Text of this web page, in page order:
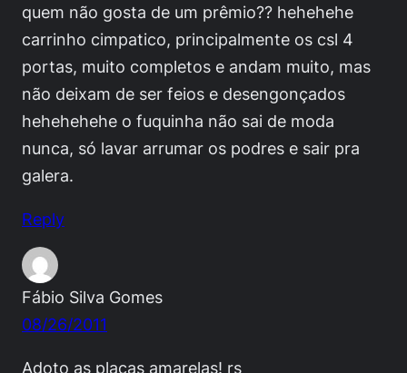
quem não gosta de um prêmio?? hehehehe
carrinho cimpatico, principalmente os csl 4
portas, muito completos e andam muito, mas
não deixam de ser feios e desengonçados
hehehehehe o fuquinha não sai de moda
nunca, só lavar arrumar os podres e sair pra
galera.
Reply
Fábio Silva Gomes
08/26/2011
Adoto as placas amarelas! rs